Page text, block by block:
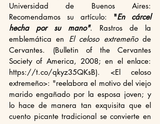
Universidad de Buenos Aires:
Recomendamos su artículo: "En cárcel
hecha por su mano". Rastros de la
emblemática en El celoso extremeño de
Cervantes. (Bulletin of the Cervantes
Society of America, 2008; en el enlace:
https://t.co/qkyz35QKsB). <El celoso
extremeño>: "reelabora el motivo del viejo
marido engañado por la esposa joven; y
lo hace de manera tan exquisita que el
cuento picante tradicional se convierte en